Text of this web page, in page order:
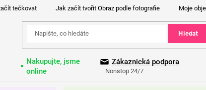
tečkovat Jak začít tvořit Obraz podle fotografie Moje
Hledat
Nakupujte, jsme
online
Zákaznická podpora
Nonstop 24/7